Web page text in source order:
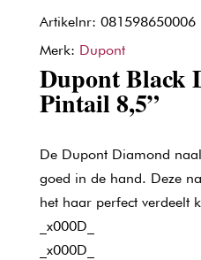
Artikelnr: 081598650006
Merk: Dupont
Dupont Black
Pintail 8,5”
De Dupont Diamond
goed in de hand. Deze
het haar perfect verdeelt
_x000D_
_x000D_